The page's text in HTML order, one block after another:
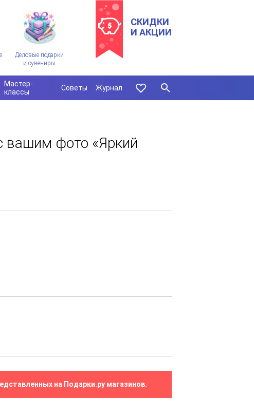
Деловые подарки
и сувениры
СКИДКИ
И АКЦИИ
Мастер-
классы
Советы Журнал
вашим фото «Яркий
на Подарки.ру магазинов.